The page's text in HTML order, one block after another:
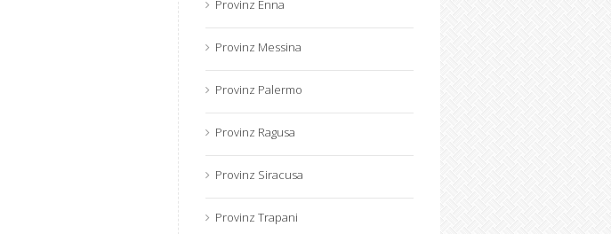
Provinz Enna
Provinz Messina
Provinz Palermo
Provinz Ragusa
Provinz Siracusa
Provinz Trapani